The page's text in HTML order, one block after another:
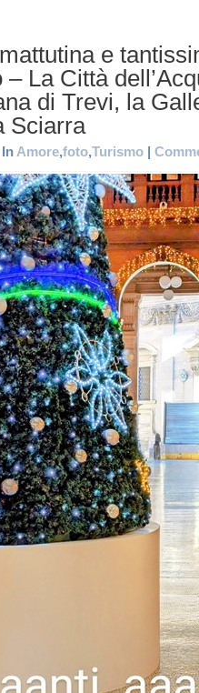
e
La Città
di Trevi, la
Sciarra
Amore,foto,Turismo |